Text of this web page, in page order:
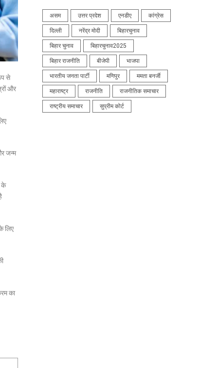
से
और
जन्म
के
लिए
का
असम उत्तर प्रदेश एनडीए कांग्रेस
दिल्ली नरेंद्र मोदी बिहारचुनाव
बिहार चुनाव बिहारचुनाव2025
बिहार राजनीति बीजेपी भाजपा
भारतीय जनता पार्टी मणिपुर ममता बनर्जी
महाराष्ट्र राजनीति राजनीतिक समाचार
राष्ट्रीय समाचार सुप्रीम कोर्ट